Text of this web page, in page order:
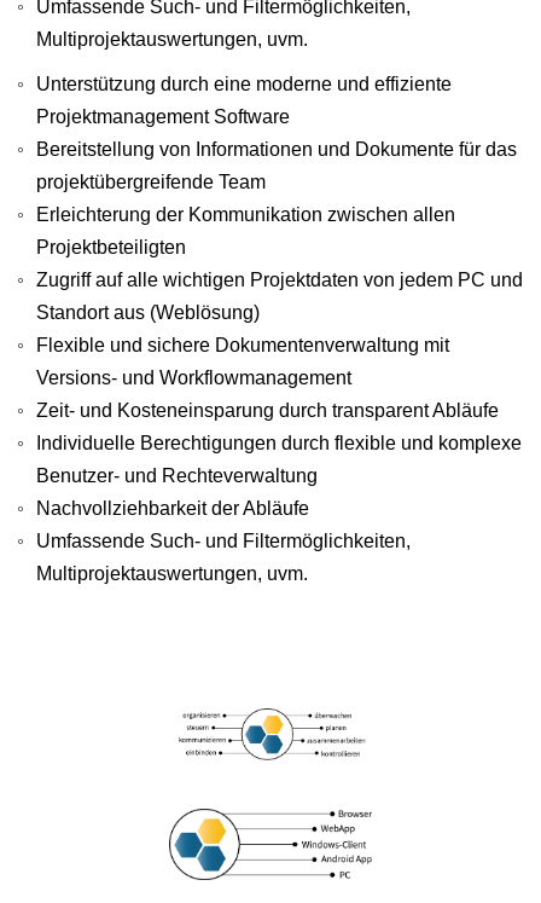
Umfassende Such- und Filtermöglichkeiten,
Multiprojektauswertungen, uvm.
Unterstützung durch eine moderne und effiziente
Projektmanagement Software
Bereitstellung von Informationen und Dokumente für das
projektübergreifende Team
Erleichterung der Kommunikation zwischen allen
Projektbeteiligten
Zugriff auf alle wichtigen Projektdaten von jedem PC und
Standort aus (Weblösung)
Flexible und sichere Dokumentenverwaltung mit
Versions- und Workflowmanagement
Zeit- und Kosteneinsparung durch transparent Abläufe
Individuelle Berechtigungen durch flexible und komplexe
Benutzer- und Rechteverwaltung
Nachvollziehbarkeit der Abläufe
Umfassende Such- und Filtermöglichkeiten,
Multiprojektauswertungen, uvm.